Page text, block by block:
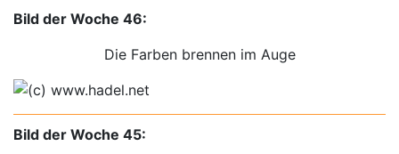
Bild der Woche 46:
Die Farben brennen im Auge
Bild der Woche 45: